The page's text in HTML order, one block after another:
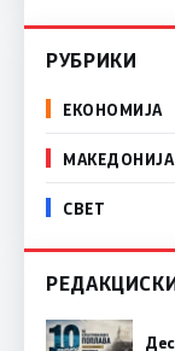
РУБРИКИ
ЕКОНОМИЈА
МАКЕДОНИЈА
СВЕТ